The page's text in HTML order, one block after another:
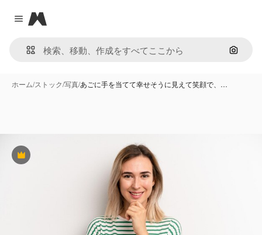
Close menu
Magnific
画像で
ホーム/ストック/写真/あごに手を当てて幸せそうに見えて笑顔で、…
Premium